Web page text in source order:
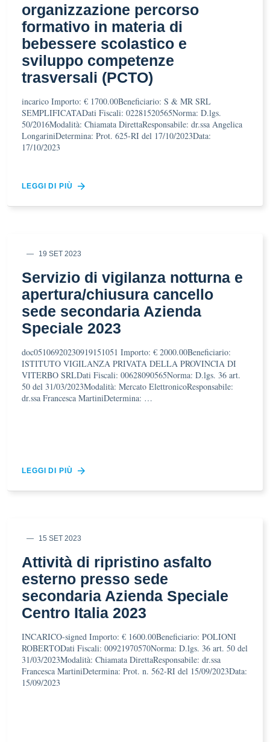
organizzazione percorso
formativo in materia di
bebessere scolastico e
sviluppo competenze
trasversali (PCTO)
incarico Importo: € 1700.00Beneficiario: S & MR SRL
SEMPLIFICATADati Fiscali: 02281520565Norma: D.lgs.
50/2016Modalità: Chiamata DirettaResponsabile: dr.ssa Angelica
LongariniDetermina: Prot. 625-RI del 17/10/2023Data:
17/10/2023
LEGGI DI PIÙ
19 SET 2023
Servizio di vigilanza notturna e
apertura/chiusura cancello
sede secondaria Azienda
Speciale 2023
doc05106920230919151051 Importo: € 2000.00Beneficiario:
ISTITUTO VIGILANZA PRIVATA DELLA PROVINCIA DI
VITERBO SRLDati Fiscali: 00628090565Norma: D.lgs. 36 art.
50 del 31/03/2023Modalità: Mercato ElettronicoResponsabile:
dr.ssa Francesca MartiniDetermina: …
LEGGI DI PIÙ
15 SET 2023
Attività di ripristino asfalto
esterno presso sede
secondaria Azienda Speciale
Centro Italia 2023
INCARICO-signed Importo: € 1600.00Beneficiario: POLIONI
ROBERTODati Fiscali: 00921970570Norma: D.lgs. 36 art. 50 del
31/03/2023Modalità: Chiamata DirettaResponsabile: dr.ssa
Francesca MartiniDetermina: Prot. n. 562-RI del 15/09/2023Data:
15/09/2023